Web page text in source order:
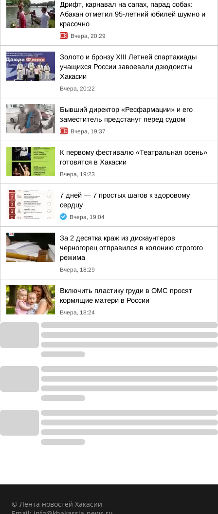
Дрифт, карнавал на сапах, парад собак:
Абакан отметил 95-летний юбилей шумно и
красочно
Вчера, 20:29
Золото и бронзу XIII Летней спартакиады
учащихся России завоевали дзюдоисты
Хакасии
Вчера, 20:22
Бывший директор «Ресфармации» и его
заместитель предстанут перед судом
Вчера, 19:37
К первому фестивалю «Театральная осень»
готовятся в Хакасии
Вчера, 19:23
7 дней — 7 простых шагов к здоровому
сердцу
Вчера, 19:04
За 2 десятка краж из дискаунтеров
черногорец отправился в колонию строгого
режима
Вчера, 18:29
Включить пластику груди в ОМС просят
кормящие матери в России
Вчера, 18:24
© Лента новостей Хакасии